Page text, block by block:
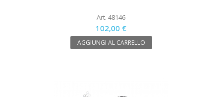
Art. 48146
102,00 €
AGGIUNGI AL CARRELLO